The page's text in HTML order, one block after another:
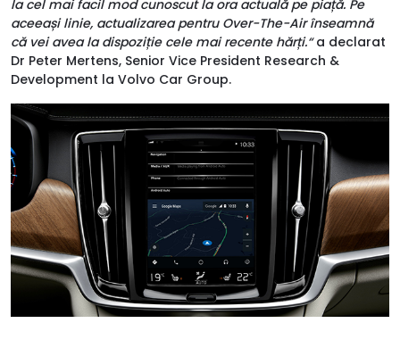
la cel mai facil mod cunoscut la ora actuală pe piață. Pe
aceeași linie, actualizarea pentru Over-The-Air înseamnă
că vei avea la dispoziție cele mai recente hărți.“a declarat
Dr Peter Mertens, Senior Vice President Research &
Development la Volvo Car Group.